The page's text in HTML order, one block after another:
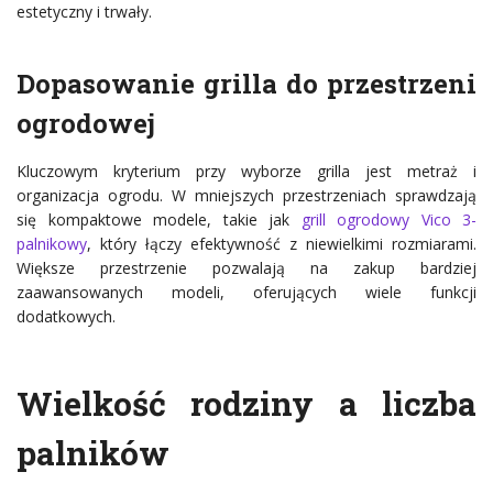
estetyczny i trwały.
Dopasowanie grilla do przestrzeni
ogrodowej
Kluczowym kryterium przy wyborze grilla jest metraż i
organizacja ogrodu. W mniejszych przestrzeniach sprawdzają
się kompaktowe modele, takie jak grill ogrodowy Vico 3-
palnikowy, który łączy efektywność z niewielkimi rozmiarami.
Większe przestrzenie pozwalają na zakup bardziej
zaawansowanych modeli, oferujących wiele funkcji
dodatkowych.
Wielkość rodziny a liczba
palników